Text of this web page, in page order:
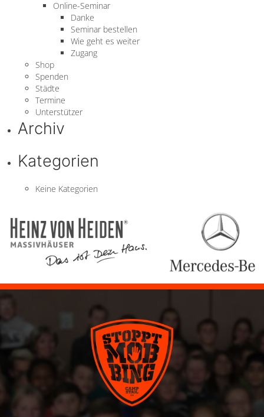
Online-Seminar
Danke
Seminar bestellen
Wie geht es weiter
Zugang
Shop
Spenden
Städte
Termine
Unterstützer
Archiv
Kategorien
Keine Kategorien